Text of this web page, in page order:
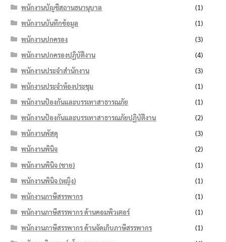
พนักงานบัญชีสถานธนานุบาล
(1)
พนักงานบันทึกข้อมูล
(1)
พนักงานปกครอง
(3)
พนักงานปกครองปฏิบัติงาน
(4)
พนักงานประจำสำนักงาน
(3)
พนักงานประจำห้องประชุม
(1)
พนักงานป้องกันและบรรเทาสาธารณภัย
(1)
พนักงานป้องกันและบรรเทาสาธารณภัยปฏิบัติงาน
(2)
พนักงานพัสดุ
(3)
พนักงานพินิจ
(2)
พนักงานพินิจ (ชาย)
(1)
พนักงานพินิจ (หญิง)
(1)
พนักงานภาษีสรรพากร
(1)
พนักงานภาษีสรรพากร ด้านคอมพิวเตอร์
(1)
พนักงานภาษีสรรพากร ด้านจัดเก็บภาษีสรรพากร
(1)